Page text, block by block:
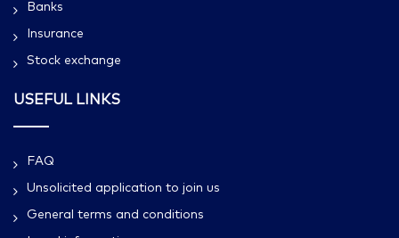
Banks
Insurance
Stock exchange
USEFUL LINKS
FAQ
Unsolicited application to join us
General terms and conditions